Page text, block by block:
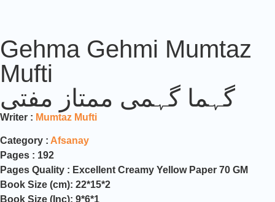
Gehma Gehmi Mumtaz
Mufti
گہما گہمی ممتاز مفتی
Writer : Mumtaz Mufti
Category : Afsanay
Pages : 192
Pages Quality : Excellent Creamy Yellow Paper 70 GM
Book Size (cm): 22*15*2
Book Size (Inc): 9*6*1